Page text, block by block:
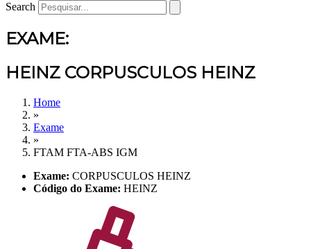
Search
EXAME:
HEINZ CORPUSCULOS HEINZ
Home
»
Exame
»
FTAM FTA-ABS IGM
Exame: CORPUSCULOS HEINZ
Código do Exame: HEINZ